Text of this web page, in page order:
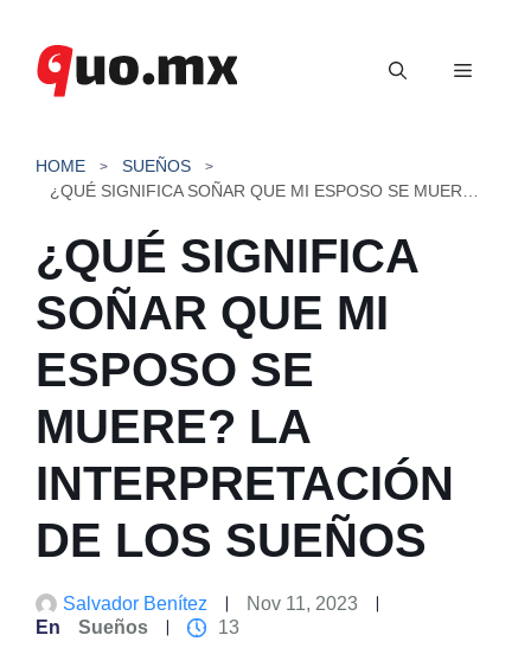
contenido
Menú
HOME
SUEÑOS
¿QUÉ SIGNIFICA
SOÑAR QUE MI
ESPOSO SE
MUERE? LA
INTERPRETACIÓN
DE LOS SUEÑOS
Salvador Benítez
Nov 11, 2023
En
Sueños 13